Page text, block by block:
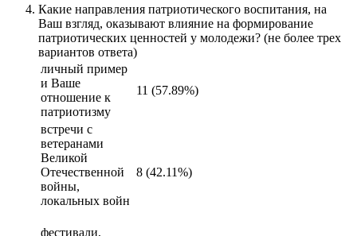
Какие направления патриотического воспитания, на
Ваш взгляд, оказывают влияние на формирование
патриотических ценностей у молодежи? (не более трех
вариантов ответа)
личный пример
и Ваше
отношение к
патриотизму
11 (57.89%)
встречи с
ветеранами
Великой
Отечественной
войны,
локальных войн
8 (42.11%)
фестивали,